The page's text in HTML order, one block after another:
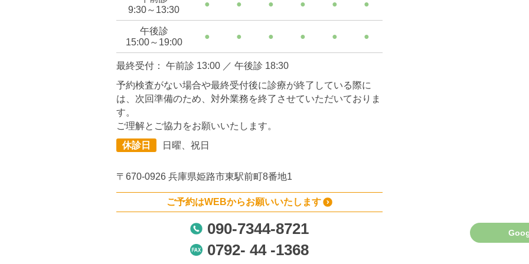
9:30～13:30
● ● ● ● ● ●
午後診
15:00～19:00
● ● ● ● ● ●
最終受付： 午前診 13:00 ／ 午後診 18:30
予約検査がない場合や最終受付後に診療が終了している際に
は、次回準備のため、対外業務を終了させていただいておりま
す。
ご理解とご協力をお願いいたします。
休診日
日曜、祝日
〒670-0926 兵庫県姫路市東駅前町8番地1
ご予約はWEBからお願いいたします
090-7344-8721
0792- 44 -1368